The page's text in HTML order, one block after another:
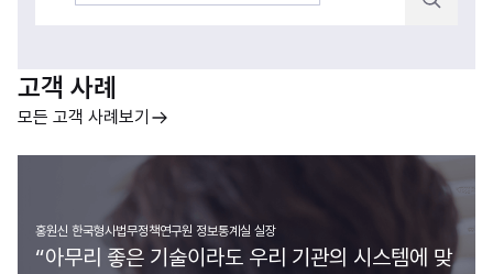
고객 사례
모든 고객 사례보기
홍원신 한국형사법무정책연구원 정보통계실 실장
“아무리 좋은 기술이라도 우리 기관의 시스템에 맞